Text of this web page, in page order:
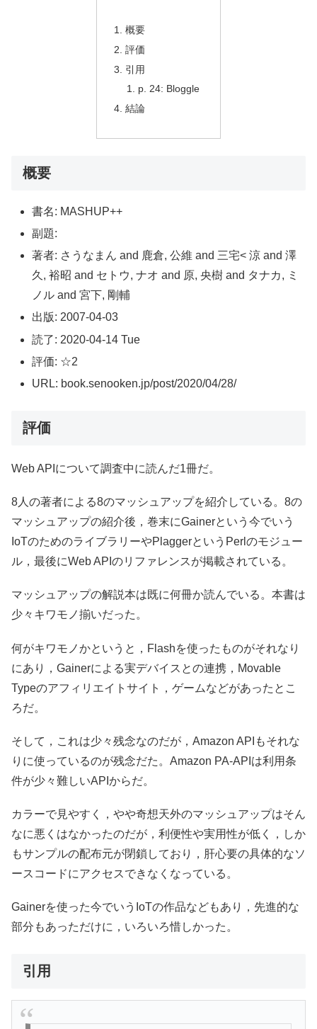
概要
評価
引用
p. 24: Bloggle
結論
概要
書名: MASHUP++
副題:
著者: さうなまん and 鹿倉, 公維 and 三宅< 涼 and 澤
久, 裕昭 and セトウ, ナオ and 原, 央樹 and タナカ, ミ
ノル and 宮下, 剛輔
出版: 2007-04-03
読了: 2020-04-14 Tue
評価: ☆2
URL: book.senooken.jp/post/2020/04/28/
評価
Web APIについて調査中に読んだ1冊だ。
8人の著者による8のマッシュアップを紹介している。8の
マッシュアップの紹介後，巻末にGainerという今でいう
IoTのためのライブラリーやPlaggerというPerlのモジュー
ル，最後にWeb APIのリファレンスが掲載されている。
マッシュアップの解説本は既に何冊か読んでいる。本書は
少々キワモノ揃いだった。
何がキワモノかというと，Flashを使ったものがそれなり
にあり，Gainerによる実デバイスとの連携，Movable
Typeのアフィリエイトサイト，ゲームなどがあったとこ
ろだ。
そして，これは少々残念なのだが，Amazon APIもそれな
りに使っているのが残念だた。Amazon PA-APIは利用条
件が少々難しいAPIからだ。
カラーで見やすく，やや奇想天外のマッシュアップはそん
なに悪くはなかったのだが，利便性や実用性が低く，しか
もサンプルの配布元が閉鎖しており，肝心要の具体的なソ
ースコードにアクセスできなくなっている。
Gainerを使った今でいうIoTの作品などもあり，先進的な
部分もあっただけに，いろいろ惜しかった。
引用